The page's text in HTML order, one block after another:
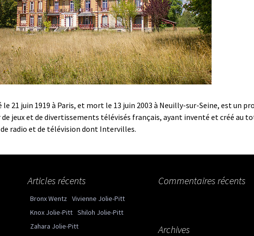
le 21 juin 1919 à Paris, et mort le 13 juin 2003 à Neuilly-sur-Seine, est un
jeux et de divertissements télévisés français, ayant inventé et créé au
radio et de télévision dont Intervilles.
Articles récents
Bronx Wentz Vivienne Jolie-Pitt
Knox Jolie-Pitt Shiloh Jolie-Pitt
Zahara Jolie-Pitt
Commentaires récents
Archives